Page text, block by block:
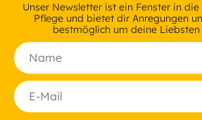
Unser Newsletter ist ein Fenster in
Pflege und bietet dir Anregungen
bestmöglich um deine